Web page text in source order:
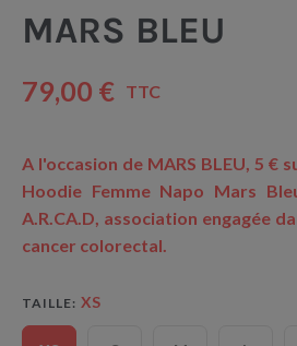
MARS BLEU
79,00 € TTC
A l'occasion de MARS BLEU, 5 €
Hoodie Femme Napo Mars
A.R.CA.D, association engagée
cancer colorectal.
TAILLE XS